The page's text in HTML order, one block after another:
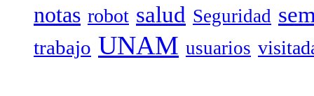
notas robot salud Seguridad
trabajo UNAM usuarios